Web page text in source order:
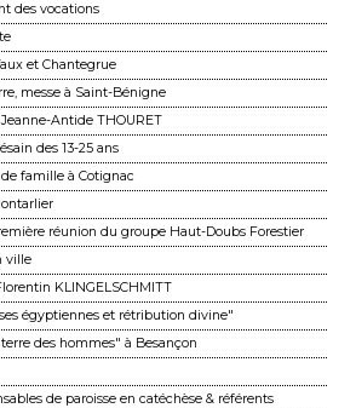
des vocations
et Chantegrue
messe à Saint-Bénigne
Antide THOURET
des 13-25 ans
famille à Cotignac
réunion du groupe Haut-Doubs Forestier
ville
KLINGELSCHMITT
égyptiennes et rétribution divine"
des hommes" à Besançon
de paroisse en catéchèse & référents